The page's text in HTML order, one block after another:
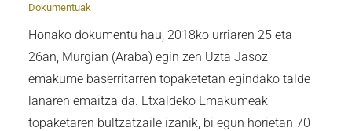
Dokumentuak
Honako dokumentu hau, 2018ko urriaren 25 eta
26an, Murgian (Araba) egin zen Uzta Jasoz
emakume baserritarren topaketetan egindako talde
lanaren emaitza da. Etxaldeko Emakumeak
topaketaren bultzatzaile izanik, bi egun horietan 70